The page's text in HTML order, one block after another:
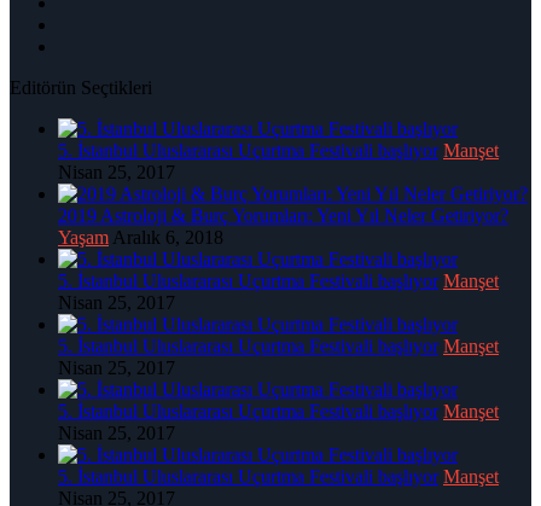
Editörün Seçtikleri
5. İstanbul Uluslararası Uçurtma Festivali başlıyor Manşet
Nisan 25, 2017
2019 Astroloji & Burç Yorumları: Yeni Yıl Neler Getiriyor?
Yaşam Aralık 6, 2018
5. İstanbul Uluslararası Uçurtma Festivali başlıyor Manşet
Nisan 25, 2017
5. İstanbul Uluslararası Uçurtma Festivali başlıyor Manşet
Nisan 25, 2017
5. İstanbul Uluslararası Uçurtma Festivali başlıyor Manşet
Nisan 25, 2017
5. İstanbul Uluslararası Uçurtma Festivali başlıyor Manşet
Nisan 25, 2017